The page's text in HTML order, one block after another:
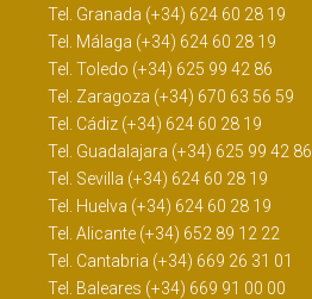
Tel. Granada (+34) 624 60 28 19
Tel. Málaga (+34) 624 60 28 19
Tel. Toledo (+34) 625 99 42 86
Tel. Zaragoza (+34) 670 63 56 59
Tel. Cádiz (+34) 624 60 28 19
Tel. Guadalajara (+34) 625 99 42 86
Tel. Sevilla (+34) 624 60 28 19
Tel. Huelva (+34) 624 60 28 19
Tel. Alicante (+34) 652 89 12 22
Tel. Cantabria (+34) 669 26 31 01
Tel. Baleares (+34) 669 91 00 00